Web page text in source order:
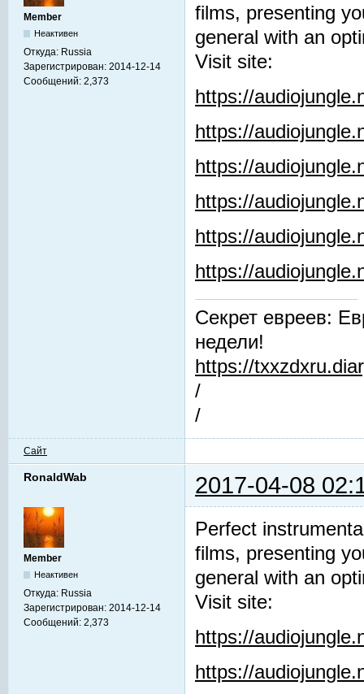
Member
Неактивен
Откуда: Russia
Зарегистрирован: 2014-12-14
Сообщений: 2,373
films, presenting
general with an
Visit site:
https://
https://
https://
https://
https://
https://
Секрет евреев:
недели!
https://
/
/
Сайт
RonaldWab 2017-04-08
Member
Неактивен
Откуда: Russia
Зарегистрирован: 2014-12-14
Сообщений: 2,373
Perfect
films, presenting
general with an
Visit site:
https://
https://